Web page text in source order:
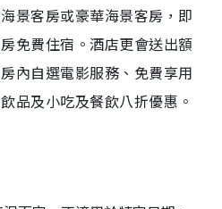
景客房或豪華海景客房，即
免費住宿。酒店更會送出額
內自選電影服務、免費享用
品及小吃及餐飲八折優惠。